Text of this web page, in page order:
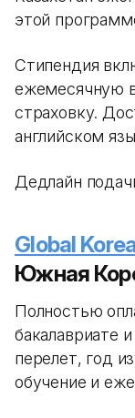
этой
Стипендия
ежемесячную
страховку.
английском
Дедлайн
Global
Южная
Полностью
бакалавриате
перелет, год
обучение и